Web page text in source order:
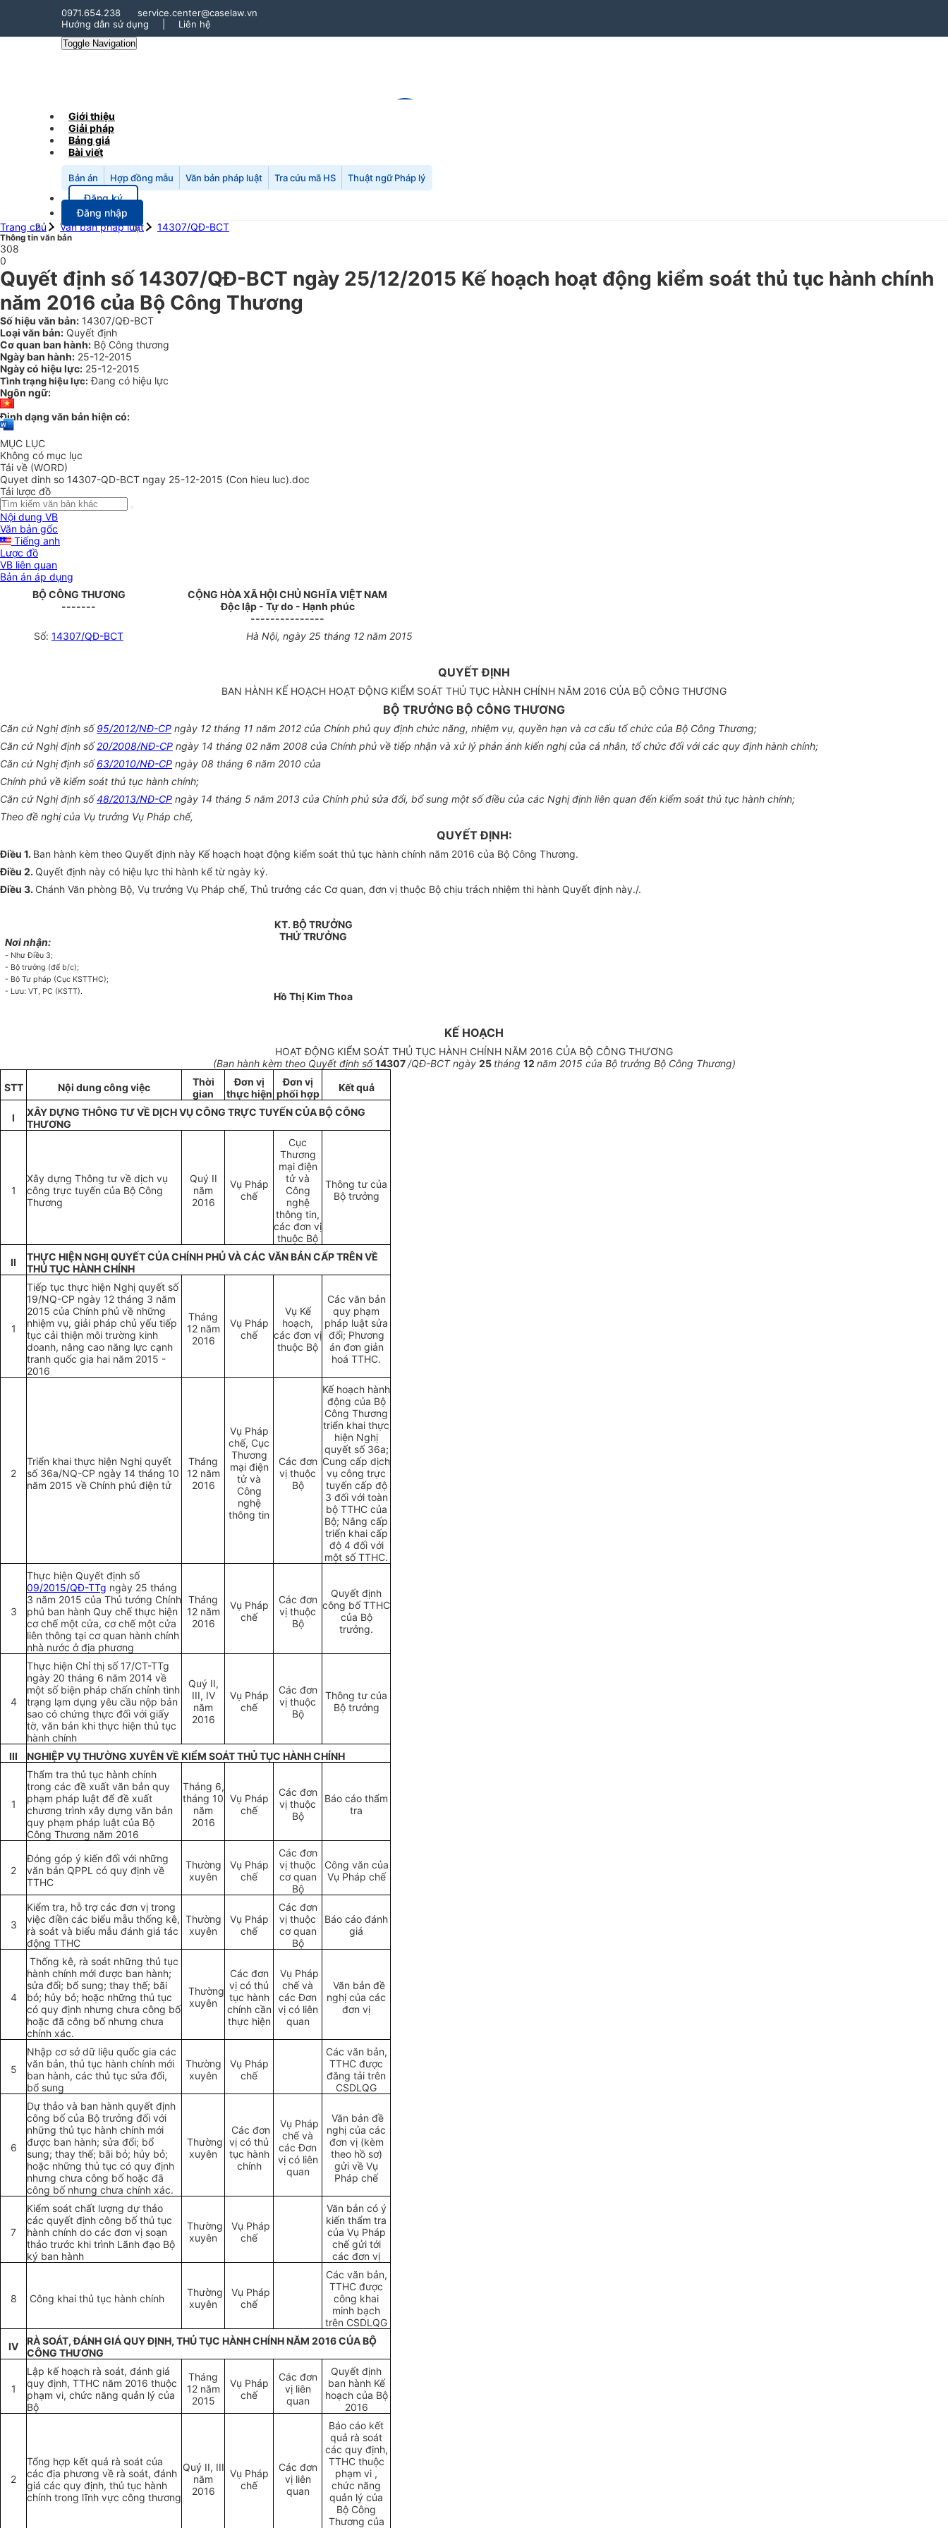
0971.654.238
service.center@caselaw.vn
Hướng dẫn sử dụng
Liên hệ
Toggle Navigation
Giới thiệu
Giải pháp
Bảng giá
Bài viết
Bản án Hợp đồng mẫu Văn bản pháp luật Tra cứu mã HS Thuật ngữ Pháp lý
Đăng ký
Đăng nhập
Trang chủ
Văn bản pháp luật 14307/QĐ-BCT
Thông tin văn bản
308
0
Quyết định số 14307/QĐ-BCT ngày 25/12/2015 Kế hoạch hoạt động kiểm soát thủ tục hành chính
năm 2016 của Bộ Công Thương
Số hiệu văn bản: 14307/QĐ-BCT
Loại văn bản: Quyết định
Cơ quan ban hành: Bộ Công thương
Ngày ban hành: 25-12-2015
Ngày có hiệu lực: 25-12-2015
Tình trạng hiệu lực: Đang có hiệu lực
Ngôn ngữ:
Định dạng văn bản hiện có:
MỤC LỤC
Không có mục lục
Tải về (WORD)
Quyet dinh so 14307-QD-BCT ngay 25-12-2015 (Con hieu luc).doc
Tải lược đồ
Nội dung VB
Văn bản gốc
Tiếng anh
Lược đồ
VB liên quan
Bản án áp dụng
BỘ CÔNG THƯƠNG
-------
CỘNG HÒA XÃ HỘI CHỦ NGHĨA VIỆT NAM
Độc lập - Tự do - Hạnh phúc
---------------
Số: 14307/QĐ-BCT Hà Nội, ngày 25 tháng 12 năm 2015
QUYẾT ĐỊNH
BAN HÀNH KẾ HOẠCH HOẠT ĐỘNG KIỂM SOÁT THỦ TỤC HÀNH CHÍNH NĂM 2016 CỦA BỘ CÔNG THƯƠNG
BỘ TRƯỞNG BỘ CÔNG THƯƠNG
Căn cứ Nghị định số95/2012/NĐ-CP ngày 12 tháng 11 năm 2012 của Chính phủ quy định chức năng, nhiệm vụ, quyền hạn và cơ cấu tổ chức của Bộ Công Thương;
Căn cứ Nghị định số20/2008/NĐ-CP ngày 14 tháng 02 năm 2008 của Chính phủ về tiếp nhận và xử lý phản ánh kiến nghị của cá nhân, tổ chức đối với các quy định hành chính;
Căn cứ Nghị định số63/2010/NĐ-CP ngày 08 tháng 6 năm 2010 của
Chính phủ về kiểm soát thủ tục hành chính;
Căn cứ Nghị định số48/2013/NĐ-CP ngày 14 tháng 5 năm 2013 của Chính phủ sửa đổi, bổ sung một số điều của các Nghị định liên quan đến kiểm soát thủ tục hành chính;
Theo đề nghị của Vụ trưởng Vụ Pháp chế,
QUYẾT ĐỊNH:
Điều 1. Ban hành kèm theo Quyết định này Kế hoạch hoạt động kiểm soát thủ tục hành chính năm 2016 của Bộ Công Thương.
Điều 2. Quyết định này có hiệu lực thi hành kể từ ngày ký.
Điều 3. Chánh Văn phòng Bộ, Vụ trưởng Vụ Pháp chế, Thủ trưởng các Cơ quan, đơn vị thuộc Bộ chịu trách nhiệm thi hành Quyết định này./.
Nơi nhận:
- Như Điều 3;
- Bộ trưởng (để b/c);
- Bộ Tư pháp (Cục KSTTHC);
- Lưu: VT, PC (KSTT).
KT. BỘ TRƯỞNG
THỨ TRƯỞNG
Hồ Thị Kim Thoa
KẾ HOẠCH
HOẠT ĐỘNG KIỂM SOÁT THỦ TỤC HÀNH CHÍNH NĂM 2016 CỦA BỘ CÔNG THƯƠNG
(Ban hành kèm theo Quyết định số14307/QĐ-BCT ngày 25 tháng 12 năm 2015 của Bộ trưởng Bộ Công Thương)
STT
Nội dung công việc
Thời
gian
Đơn vị
thực hiện
Đơn vị
phối hợp
Kết quả
I
XÂY DỰNG THÔNG TƯ VỀ DỊCH VỤ CÔNG TRỰC TUYẾN CỦA BỘ CÔNG
THƯƠNG
1
Xây dựng Thông tư về dịch vụ
công trực tuyến của Bộ Công
Thương
Quý II
năm
2016
Vụ Pháp
chế
Cục
Thương
mại điện
tử và
Công
nghệ
thông tin,
các đơn vị
thuộc Bộ
Thông tư của
Bộ trưởng
II
THỰC HIỆN NGHỊ QUYẾT CỦA CHÍNH PHỦ VÀ CÁC VĂN BẢN CẤP TRÊN VỀ
THỦ TỤC HÀNH CHÍNH
1
Tiếp tục thực hiện Nghị quyết số
19/NQ-CP ngày 12 tháng 3 năm
2015 của Chính phủ về những
nhiệm vụ, giải pháp chủ yếu tiếp
tục cải thiện môi trường kinh
doanh, nâng cao năng lực cạnh
tranh quốc gia hai năm 2015 -
2016
Tháng
12 năm
2016
Vụ Pháp
chế
Vụ Kế
hoạch,
các đơn vị
thuộc Bộ
Các văn bản
quy phạm
pháp luật sửa
đổi; Phương
án đơn giản
hoá TTHC.
2
Triển khai thực hiện Nghị quyết
số 36a/NQ-CP ngày 14 tháng 10
năm 2015 về Chính phủ điện tử
Tháng
12 năm
2016
Vụ Pháp
chế, Cục
Thương
mại điện
tử và
Công
nghệ
thông tin
Các đơn
vị thuộc
Bộ
Kế hoạch hành
động của Bộ
Công Thương
triển khai thực
hiện Nghị
quyết số 36a;
Cung cấp dịch
vụ công trực
tuyến cấp độ
3 đối với toàn
bộ TTHC của
Bộ; Nâng cấp
triển khai cấp
độ 4 đối với
một số TTHC.
3
Thực hiện Quyết định số
09/2015/QĐ-TTg ngày 25 tháng
3 năm 2015 của Thủ tướng Chính
phủ ban hành Quy chế thực hiện
cơ chế một cửa, cơ chế một cửa
liên thông tại cơ quan hành chính
nhà nước ở địa phương
Tháng
12 năm
2016
Vụ Pháp
chế
Các đơn
vị thuộc
Bộ
Quyết định
công bố TTHC
của Bộ
trưởng.
4
Thực hiện Chỉ thị số 17/CT-TTg
ngày 20 tháng 6 năm 2014 về
một số biện pháp chấn chỉnh tình
trạng lạm dụng yêu cầu nộp bản
sao có chứng thực đối với giấy
tờ, văn bản khi thực hiện thủ tục
hành chính
Quý II,
III, IV
năm
2016
Vụ Pháp
chế
Các đơn
vị thuộc
Bộ
Thông tư của
Bộ trưởng
III NGHIỆP VỤ THƯỜNG XUYÊN VỀ KIỂM SOÁT THỦ TỤC HÀNH CHÍNH
1
Thẩm tra thủ tục hành chính
trong các đề xuất văn bản quy
phạm pháp luật để đề xuất
chương trình xây dựng văn bản
quy phạm pháp luật của Bộ
Công Thương năm 2016
Tháng 6,
tháng 10
năm
2016
Vụ Pháp
chế
Các đơn
vị thuộc
Bộ
Báo cáo thẩm
tra
2
Đóng góp ý kiến đối với những
văn bản QPPL có quy định về
TTHC
Thường
xuyên
Vụ Pháp
chế
Các đơn
vị thuộc
cơ quan
Bộ
Công văn của
Vụ Pháp chế
3
Kiểm tra, hỗ trợ các đơn vị trong
việc điền các biểu mẫu thống kê,
rà soát và biểu mẫu đánh giá tác
động TTHC
Thường
xuyên
Vụ Pháp
chế
Các đơn
vị thuộc
cơ quan
Bộ
Báo cáo đánh
giá
4
Thống kê, rà soát những thủ tục
hành chính mới được ban hành;
sửa đổi; bổ sung; thay thế; bãi
bỏ; hủy bỏ; hoặc những thủ tục
có quy định nhưng chưa công bố
hoặc đã công bố nhưng chưa
chính xác.
Thường
xuyên
Các đơn
vị có thủ
tục hành
chính cần
thực hiện
Vụ Pháp
chế và
các Đơn
vị có liên
quan
Văn bản đề
nghị của các
đơn vị
5
Nhập cơ sở dữ liệu quốc gia các
văn bản, thủ tục hành chính mới
ban hành, các thủ tục sửa đổi,
bổ sung
Thường
xuyên
Vụ Pháp
chế
Các văn bản,
TTHC được
đăng tải trên
CSDLQG
6
Dự thảo và ban hành quyết định
công bố của Bộ trưởng đối với
những thủ tục hành chính mới
được ban hành; sửa đổi; bổ
sung; thay thế; bãi bỏ; hủy bỏ;
hoặc những thủ tục có quy định
nhưng chưa công bố hoặc đã
công bố nhưng chưa chính xác.
Thường
xuyên
Các đơn
vị có thủ
tục hành
chính
Vụ Pháp
chế và
các Đơn
vị có liên
quan
Văn bản đề
nghị của các
đơn vị (kèm
theo hồ sơ)
gửi về Vụ
Pháp chế
7
Kiểm soát chất lượng dự thảo
các quyết định công bố thủ tục
hành chính do các đơn vị soạn
thảo trước khi trình Lãnh đạo Bộ
ký ban hành
Thường
xuyên
Vụ Pháp
chế
Văn bản có ý
kiến thẩm tra
của Vụ Pháp
chế gửi tới
các đơn vị
8 Công khai thủ tục hành chính
Thường
xuyên
Vụ Pháp
chế
Các văn bản,
TTHC được
công khai
minh bạch
trên CSDLQG
IV
RÀ SOÁT, ĐÁNH GIÁ QUY ĐỊNH, THỦ TỤC HÀNH CHÍNH NĂM 2016 CỦA BỘ
CÔNG THƯƠNG
1
Lập kế hoạch rà soát, đánh giá
quy định, TTHC năm 2016 thuộc
phạm vi, chức năng quản lý của
Bộ
Tháng
12 năm
2015
Vụ Pháp
chế
Các đơn
vị liên
quan
Quyết định
ban hành Kế
hoạch của Bộ
2016
2
Tổng hợp kết quả rà soát của
các địa phương về rà soát, đánh
giá các quy định, thủ tục hành
chính trong lĩnh vực công thương
Quý II, III
năm
2016
Vụ Pháp
chế
Các đơn
vị liên
quan
Báo cáo kết
quả rà soát
các quy định,
TTHC thuộc
phạm vi ,
chức năng
quản lý của
Bộ Công
Thương của